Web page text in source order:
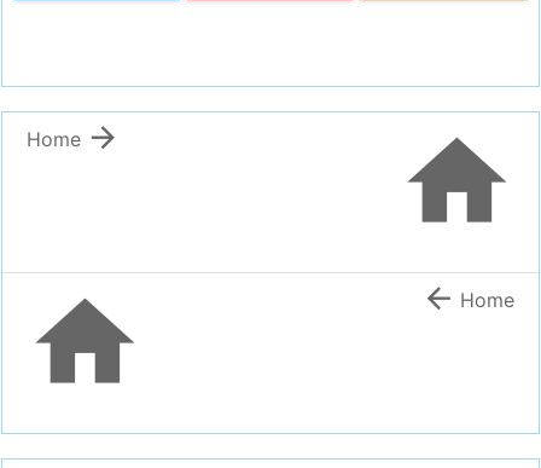


Home
  Home